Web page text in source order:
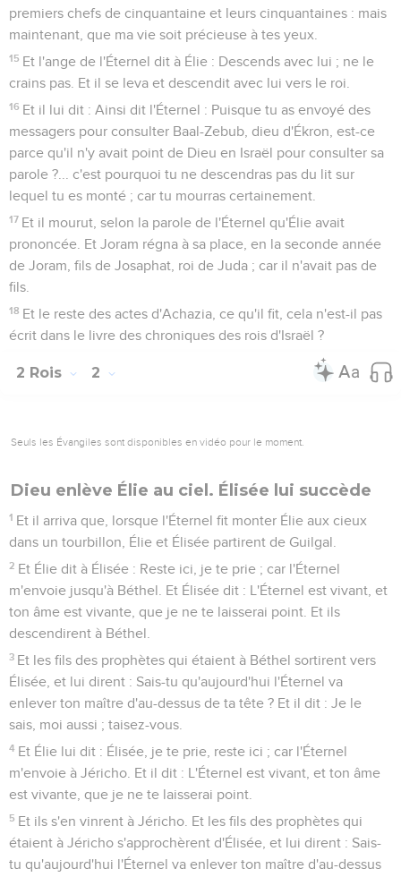
premiers chefs de cinquantaine et leurs cinquantaines : mais
maintenant, que ma vie soit précieuse à tes yeux.
15 Et l'ange de l'Éternel dit à Élie : Descends avec lui ; ne le
crains pas. Et il se leva et descendit avec lui vers le roi.
16 Et il lui dit : Ainsi dit l'Éternel : Puisque tu as envoyé des
messagers pour consulter Baal-Zebub, dieu d'Ékron, est-ce
parce qu'il n'y avait point de Dieu en Israël pour consulter sa
parole ?... c'est pourquoi tu ne descendras pas du lit sur
lequel tu es monté ; car tu mourras certainement.
17 Et il mourut, selon la parole de l'Éternel qu'Élie avait
prononcée. Et Joram régna à sa place, en la seconde année
de Joram, fils de Josaphat, roi de Juda ; car il n'avait pas de
fils.
18 Et le reste des actes d'Achazia, ce qu'il fit, cela n'est-il pas
écrit dans le livre des chroniques des rois d'Israël ?
2 Rois 2
Seuls les Évangiles sont disponibles en vidéo pour le moment.
Dieu enlève Élie au ciel. Élisée lui succède
1 Et il arriva que, lorsque l'Éternel fit monter Élie aux cieux
dans un tourbillon, Élie et Élisée partirent de Guilgal.
2 Et Élie dit à Élisée : Reste ici, je te prie ; car l'Éternel
m'envoie jusqu'à Béthel. Et Élisée dit : L'Éternel est vivant, et
ton âme est vivante, que je ne te laisserai point. Et ils
descendirent à Béthel.
3 Et les fils des prophètes qui étaient à Béthel sortirent vers
Élisée, et lui dirent : Sais-tu qu'aujourd'hui l'Éternel va
enlever ton maître d'au-dessus de ta tête ? Et il dit : Je le
sais, moi aussi ; taisez-vous.
4 Et Élie lui dit : Élisée, je te prie, reste ici ; car l'Éternel
m'envoie à Jéricho. Et il dit : L'Éternel est vivant, et ton âme
est vivante, que je ne te laisserai point.
5 Et ils s'en vinrent à Jéricho. Et les fils des prophètes qui
étaient à Jéricho s'approchèrent d'Élisée, et lui dirent : Sais-
tu qu'aujourd'hui l'Éternel va enlever ton maître d'au-dessus